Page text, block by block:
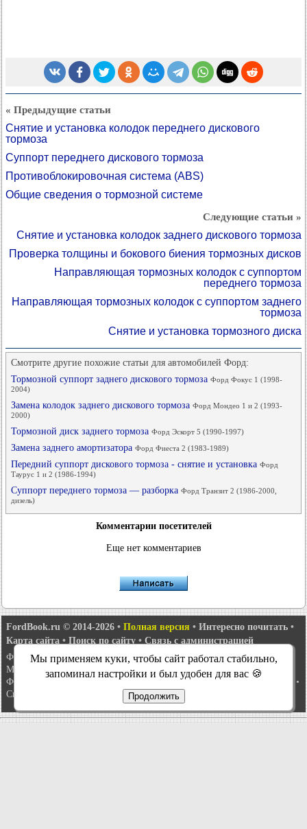
« Предыдущие статьи
Снятие и установка колодок переднего дискового
тормоза
Суппорт переднего дискового тормоза
Противоблокировочная система (ABS)
Общие сведения о тормозной системе
Следующие статьи »
Снятие и установка колодок заднего дискового тормоза
Проверка толщины и бокового биения тормозных дисков
Направляющая тормозных колодок с суппортом
переднего тормоза
Направляющая тормозных колодок с суппортом заднего
тормоза
Снятие и установка тормозного диска
Смотрите другие похожие статьи для автомобилей Форд:
Тормозной суппорт заднего дискового тормоза Форд Фокус 1 (1998-
2004)
Замена колодок заднего дискового тормоза Форд Мондео 1 и 2 (1993-
2000)
Тормозной диск заднего тормоза Форд Эскорт 5 (1990-1997)
Замена заднего амортизатора Форд Фиеста 2 (1983-1989)
Передний суппорт дискового тормоза - снятие и установка Форд
Таурус 1 и 2 (1986-1994)
Суппорт переднего тормоза — разборка Форд Транзит 2 (1986-2000,
дизель)
Комментарии посетителей
Еще нет комментариев
FordBook.ru © 2014-2026 • Полная версия • Интересно почитать •
Карта сайта • Поиск по сайту • Связь с администрацией
Фокус 1• Фокус Турнир 1•Фокус 2•Мондео 1•Мондео 1 и 2•
Мондео 2•Мондео 3•Мондео 4•Эскорт 3•Эскорт 4 •Эскорт 5
Фиеста 2
Таурус 1 и 2 Фьюжн • Скорпио 1
•
Сиерра
Мы применяем куки, чтобы сайт работал стабильно,
запоминал настройки и был удобен для вас 🍪
Продолжить